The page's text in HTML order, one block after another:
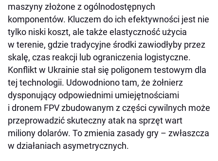
maszyny złożone z ogólnodostępnych
komponentów. Kluczem do ich efektywności jest nie
tylko niski koszt, ale także elastyczność użycia
w terenie, gdzie tradycyjne środki zawiodłyby przez
skalę, czas reakcji lub ograniczenia logistyczne.
Konflikt w Ukrainie stał się poligonem testowym dla
tej technologii. Udowodniono tam, że żołnierz
dysponujący odpowiednimi umiejętnościami
i dronem FPV zbudowanym z części cywilnych może
przeprowadzić skuteczny atak na sprzęt wart
miliony dolarów. To zmienia zasady gry – zwłaszcza
w działaniach asymetrycznych.